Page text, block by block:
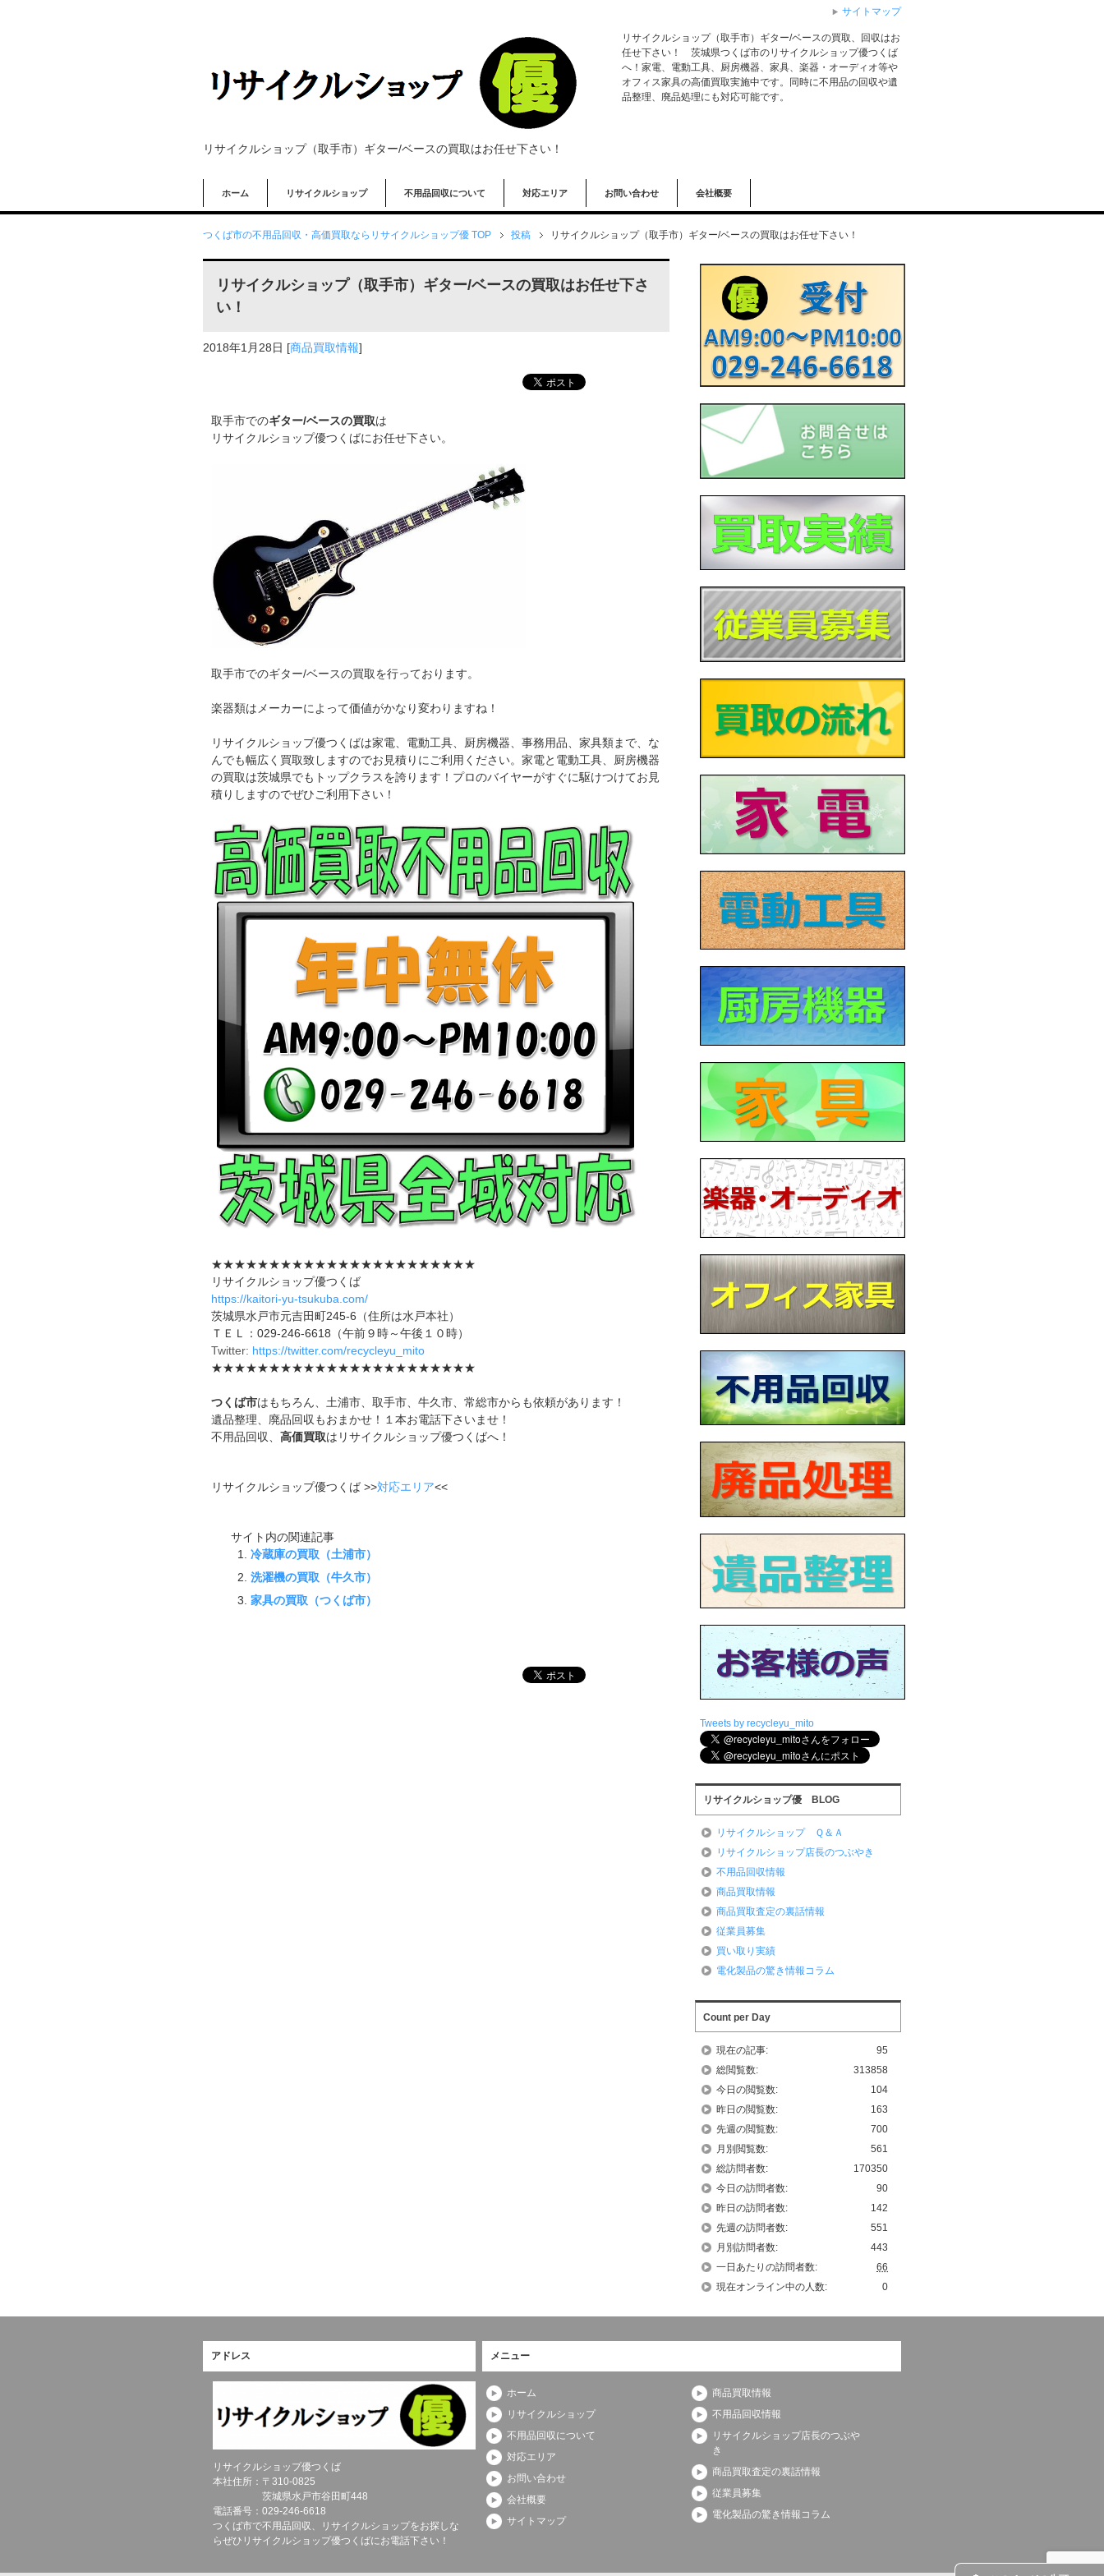
リサイクルショップ（取手市）ギター/ベースの買取はお任せ下さい！
リサイクルショップ（取手市）ギター/ベースの買取、回収はお
任せ下さい！ 茨城県つくば市のリサイクルショップ優つくば
へ！家電、電動工具、厨房機器、家具、楽器・オーディオ等や
オフィス家具の高価買取実施中です。同時に不用品の回収や遺
品整理、廃品処理にも対応可能です。
ホーム リサイクルショップ 不用品回収について 対応エリア お問い合わせ 会社概要
つくば市の不用品回収・高価買取ならリサイクルショップ優 TOP 投稿 リサイクルショップ（取手市）ギター/ベースの買取はお任せ下さい！
リサイクルショップ（取手市）ギター/ベースの買取はお任せ下さ
い！
2018年1月28日 [商品買取情報]
取手市でのギター/ベースの買取は
リサイクルショップ優つくばにお任せ下さい。
取手市でのギター/ベースの買取を行っております。
楽器類はメーカーによって価値がかなり変わりますね！
リサイクルショップ優つくばは家電、電動工具、厨房機器、事務用品、家具類まで、な
んでも幅広く買取致しますのでお見積りにご利用ください。家電と電動工具、厨房機器
の買取は茨城県でもトップクラスを誇ります！プロのバイヤーがすぐに駆けつけてお見
積りしますのでぜひご利用下さい！
★★★★★★★★★★★★★★★★★★★★★★★
リサイクルショップ優つくば
https://kaitori-yu-tsukuba.com/
茨城県水戸市元吉田町245-6（住所は水戸本社）
ＴＥＬ：029-246-6618（午前９時～午後１０時）
Twitter: https://twitter.com/recycleyu_mito
★★★★★★★★★★★★★★★★★★★★★★★
つくば市はもちろん、土浦市、取手市、牛久市、常総市からも依頼があります！
遺品整理、廃品回収もおまかせ！１本お電話下さいませ！
不用品回収、 高価買取はリサイクルショップ優つくばへ！
リサイクルショップ優つくば >>対応エリア<<
サイト内の関連記事
冷蔵庫の買取（土浦市）
洗濯機の買取（牛久市）
家具の買取（つくば市）
Tweets by recycleyu_mito
リサイクルショップ優 BLOG
リサイクルショップ Ｑ＆Ａ
リサイクルショップ店長のつぶやき
不用品回収情報
商品買取情報
商品買取査定の裏話情報
従業員募集
買い取り実績
電化製品の驚き情報コラム
Count per Day
95
現在の記事:
313858
総閲覧数:
104
今日の閲覧数:
163
昨日の閲覧数:
700
先週の閲覧数:
561
月別閲覧数:
170350
総訪問者数:
90
今日の訪問者数:
142
昨日の訪問者数:
551
先週の訪問者数:
443
月別訪問者数:
66
一日あたりの訪問者数:
0
現在オンライン中の人数:
アドレス
リサイクルショップ優つくば
本社住所：〒 310-0825
茨城県水戸市谷田町448
電話番号： 029-246-6618
つくば市で不用品回収、リサイクルショップをお探しな
らぜひリサイクルショップ優つくばにお電話下さい！
メニュー
ホーム
リサイクルショップ
不用品回収について
対応エリア
お問い合わせ
会社概要
サイトマップ
商品買取情報
不用品回収情報
リサイクルショップ店長のつぶや
き
商品買取査定の裏話情報
従業員募集
電化製品の驚き情報コラム
サイトマップ